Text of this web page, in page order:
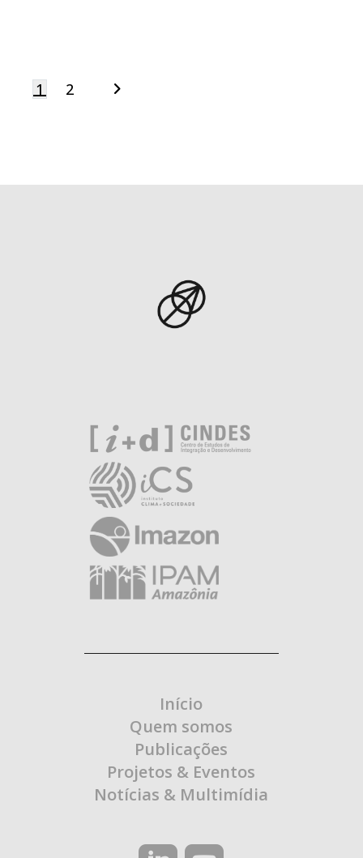
1 2
Início
Quem somos
Publicações
Projetos & Eventos
Notícias & Multimídia